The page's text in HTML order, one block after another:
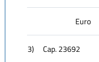
Euro
3) Cap. 23692